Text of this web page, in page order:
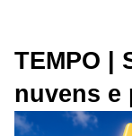
TEMPO |
nuvens e